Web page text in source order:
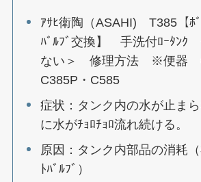
ｱｻﾋ衛陶（ASAHI) T385【ﾎﾞ
ﾊﾞﾙﾌﾞ交換】 手洗付ﾛｰﾀﾝｸ
ない＞ 修理方法 ※便器
C385P・C585
症状：タンク内の水が止ま
に水がﾁｮﾛﾁｮﾛ流れ続ける。
原因：タンク内部品の消耗（
ﾄﾊﾞﾙﾌﾞ）